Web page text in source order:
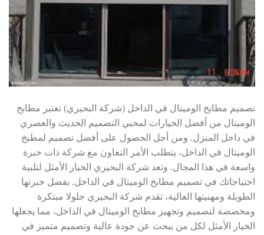
تصميم مطابخ الوميتال في الداخل (شركة البحيري) تعتبر مطابخ
الوميتال من أفضل الخيارات لمحبي التصميم الحديث والعصري
في داخل المنزل. ومن أجل الحصول على أفضل تصميم لمطبخ
الوميتال في الداخل، يتطلب الأمر التعاون مع شركة ذات خبرة
واسعة في هذا المجال. وتعد شركة البحيري الخيار الأمثل لتلبية
احتياجاتك في تصميم مطابخ الوميتال في الداخل. بفضل خبرتها
الطويلة ومهنيتها العالية، تقدم شركة البحيري حلولا مبتكرة
ومخصصة لتصميم وتجهيز مطابخ الوميتال في الداخل، مما يجعلها
الخيار الأمثل لكل من يبحث عن جودة عالية وتصميم متميز في